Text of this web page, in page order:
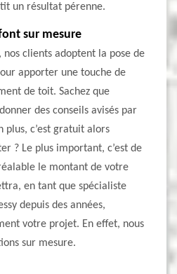
un résultat pérenne.
sur mesure
nos clients adoptent la pose de
apporter une touche de
de toit. Sachez que
des conseils avisés par
c’est gratuit alors
? Le plus important, c’est de
le montant de votre
en tant que spécialiste
depuis des années,
votre projet. En effet, nous
sur mesure.